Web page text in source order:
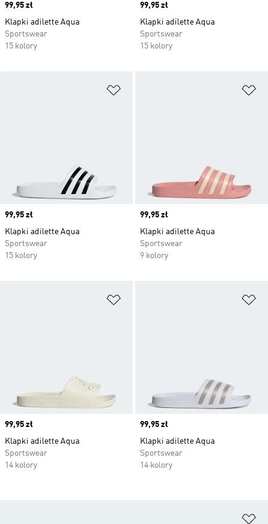
Price
99,95 zł
Klapki adilette Aqua
Sportswear
15 kolory
Price
99,95 zł
Klapki adilette Aqua
Sportswear
15 kolory
Price
99,95 zł
Klapki adilette Aqua
Sportswear
15 kolory
Price
99,95 zł
Klapki adilette Aqua
Sportswear
9 kolory
Price
99,95 zł
Klapki adilette Aqua
Sportswear
14 kolory
Price
99,95 zł
Klapki adilette Aqua
Sportswear
14 kolory